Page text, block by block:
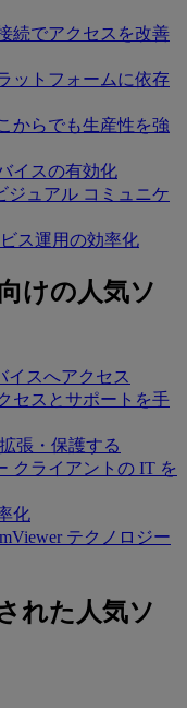
続でアクセスを改善
ットフォームに依存
からでも生産性を強
イスの有効化
ジュアル コミュニケ
ス運用の効率化
けの人気ソ
イスへアクセス
セスとサポートを手
張・保護する
クライアントの IT を
化
テクノロジー
れた人気ソ